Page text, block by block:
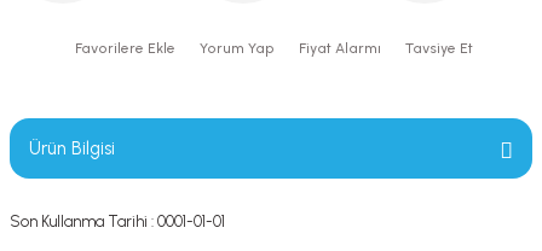
Yorum Yap Fiyat Alarmı Tavsiye Et
Ürün Bilgisi
Son Kullanma Tarihi : 0001-01-01